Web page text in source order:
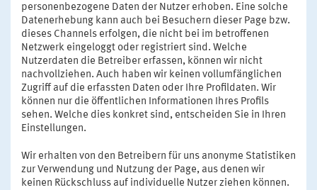
personenbezogene Daten der Nutzer erhoben. Eine solche
Datenerhebung kann auch bei Besuchern dieser Page bzw.
dieses Channels erfolgen, die nicht bei im betroffenen
Netzwerk eingeloggt oder registriert sind. Welche
Nutzerdaten die Betreiber erfassen, können wir nicht
nachvollziehen. Auch haben wir keinen vollumfänglichen
Zugriff auf die erfassten Daten oder Ihre Profildaten. Wir
können nur die öffentlichen Informationen Ihres Profils
sehen. Welche dies konkret sind, entscheiden Sie in Ihren
Einstellungen.
Wir erhalten von den Betreibern für uns anonyme Statistiken
zur Verwendung und Nutzung der Page, aus denen wir
keinen Rückschluss auf individuelle Nutzer ziehen können.